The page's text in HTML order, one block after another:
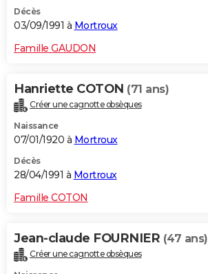
Décès
03/09/1991 à Mortroux
Famille GAUDON
Hanriette COTON (71 ans)
Créer une cagnotte obsèques
Naissance
07/01/1920 à Mortroux
Décès
28/04/1991 à Mortroux
Famille COTON
Jean-claude FOURNIER (47 ans)
Créer une cagnotte obsèques